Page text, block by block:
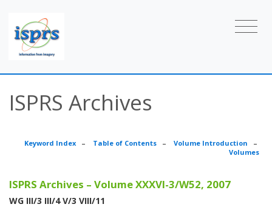
ISPRS Archives
Keyword Index – Table of Contents – Volume Introduction –
Volumes
ISPRS Archives – Volume XXXVI-3/W52, 2007
WG III/3 III/4 V/3 VIII/11